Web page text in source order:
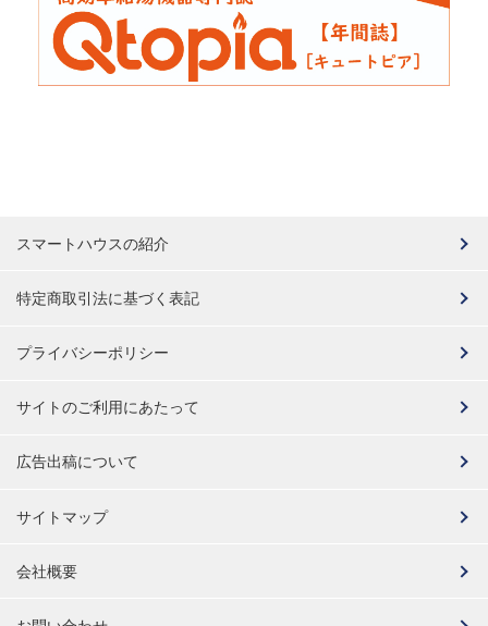
スマートハウスの紹介
特定商取引法に基づく表記
プライバシーポリシー
サイトのご利用にあたって
広告出稿について
サイトマップ
会社概要